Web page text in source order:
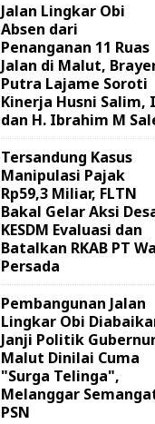
Jalan Lingkar Obi
Absen dari
Penanganan 11 Ruas
Jalan di Malut,
Putra Lajame Soroti
Kinerja Husni Salim,
dan H. Ibrahim M
Tersandung Kasus
Manipulasi Pajak
Rp59,3 Miliar, FLTN
Bakal Gelar Aksi
KESDM Evaluasi dan
Batalkan RKAB PT
Persada ‎
Pembangunan Jalan
Lingkar Obi
Janji Politik
Malut Dinilai Cuma
"Surga Telinga",
Melanggar
PSN ‎